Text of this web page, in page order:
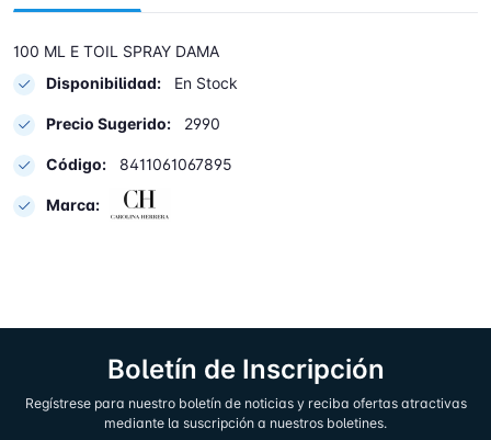
100 ML E TOIL SPRAY DAMA
Disponibilidad:
En Stock
Precio Sugerido: 2990
Código: 8411061067895
Marca:
Boletín de Inscripción
Regístrese para nuestro boletín de noticias y reciba ofertas atractivas
mediante la suscripción a nuestros boletines.